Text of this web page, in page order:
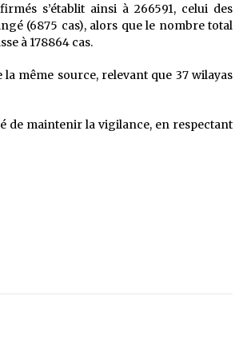
s’établit ainsi à 266591, celui des
(6875 cas), alors que le nombre total
à 178864 cas.
même source, relevant que 37 wilayas
de maintenir la vigilance, en respectant